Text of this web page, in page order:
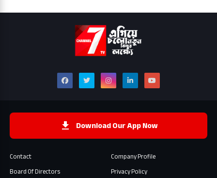
Download Our App Now
Contact
Company Profile
Board Of Directors
Privacy Policy